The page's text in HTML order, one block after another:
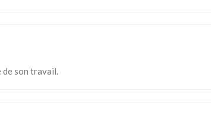
de son travail.